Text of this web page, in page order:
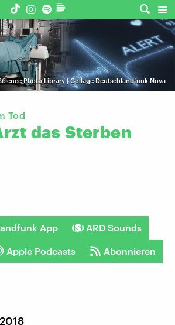
Photo Library | Collage Deutschlandfunk Nova
Tod
das Sterben
App ARD Sounds
Apple Podcasts Abonnieren